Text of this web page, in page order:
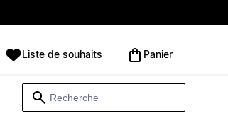
Liste de souhaits Panier